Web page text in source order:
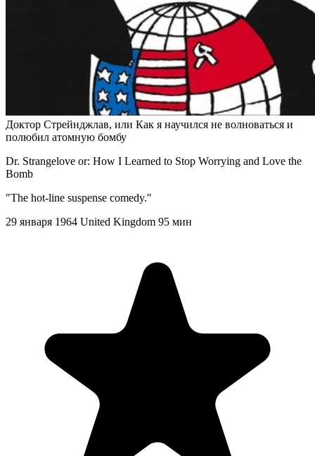
Доктор Стрейнджлав, или Как я научился не волноваться и
полюбил атомную бомбу
Dr. Strangelove or: How I Learned to Stop Worrying and Love the
Bomb
"The hot-line suspense comedy."
29 января 1964 United Kingdom 95 мин